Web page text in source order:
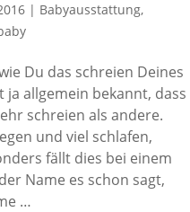
| Babyausstattung,
Du das schreien Deines
ja allgemein bekannt, dass
schreien als andere.
und viel schlafen,
fällt dies bei einem
Name es schon sagt,
…